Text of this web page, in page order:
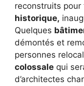
reconstruits pour
historique,
Quelques
démontés et
personnes
colossale qui
d’architectes